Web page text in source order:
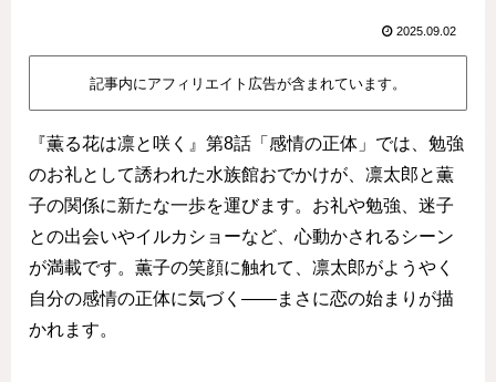
2025.09.02
記事内にアフィリエイト広告が含まれています。
『薫る花は凛と咲く』第8話「感情の正体」では、勉強
のお礼として誘われた水族館おでかけが、凛太郎と薫
子の関係に新たな一歩を運びます。お礼や勉強、迷子
との出会いやイルカショーなど、心動かされるシーン
が満載です。薫子の笑顔に触れて、凛太郎がようやく
自分の感情の正体に気づく——まさに恋の始まりが描
かれます。